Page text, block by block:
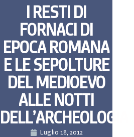
I RESTI DI
FORNACI DI
EPOCA ROMANA
E LE SEPOLTURE
DEL MEDIOEVO
ALLE NOTTI
DELL’ARCHEOLOGIA
Luglio 18, 2012